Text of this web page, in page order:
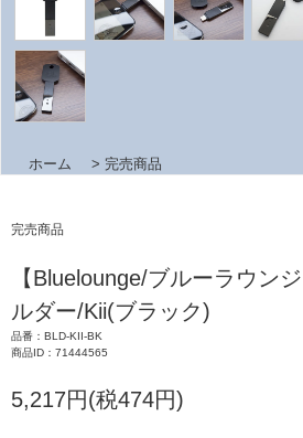
ホーム > 完売商品
完売商品
【Bluelounge/ブルーラウン
ルダー/Kii(ブラック)
品番：BLD-KII-BK
商品ID：71444565
5,217円(税474円)